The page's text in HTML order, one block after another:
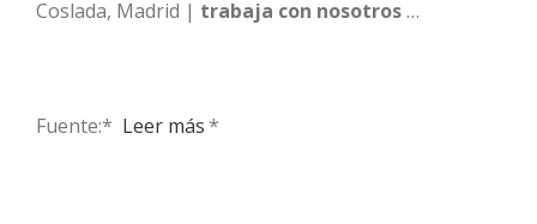
Coslada, Madrid | trabaja con nosotros…
Fuente:* ​ Leer más*